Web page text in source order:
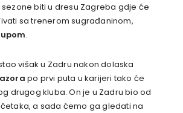
biti u dresu Zagreba gdje će
sa trenerom sugrađaninom,
.
višak u Zadru nakon dolaska
po prvi puta u karijeri tako će
drugog kluba. On je u Zadru bio od
a sada ćemo ga gledati na